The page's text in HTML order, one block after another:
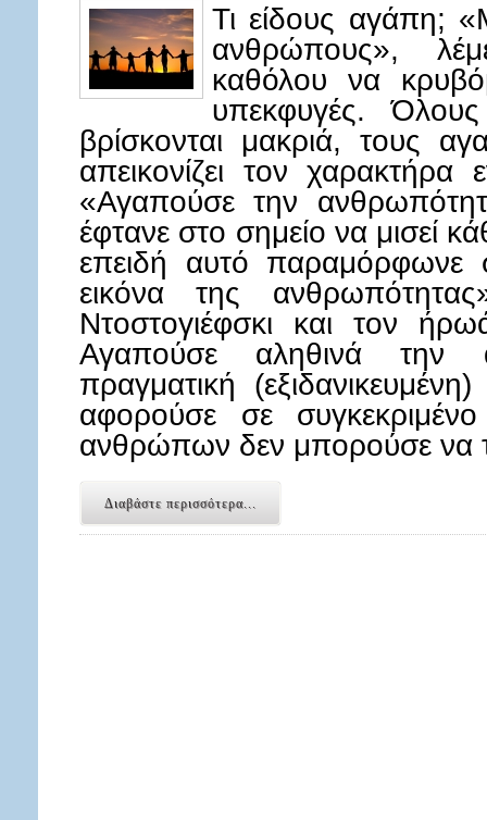
Τι είδους αγάπη;
ανθρώπους»,
καθόλου να
υπεκφυγές.
βρίσκονται μακριά, τους
απεικονίζει τον
«Αγαπούσε την
έφτανε στο σημείο να μισεί
επειδή αυτό παραμόρφωνε
εικόνα της
Ντοστογιέφσκι και τον
Αγαπούσε αληθινά την
πραγματική
αφορούσε σε
ανθρώπων δεν μπορούσε να
Διαβάστε περισσότερα...